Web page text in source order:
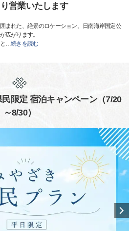
営業いたします
まれた、絶景のロケーション。日南海岸国定公
広がります。
…続きを読む
民限定 宿泊キャンペーン（7/20
～8/30）